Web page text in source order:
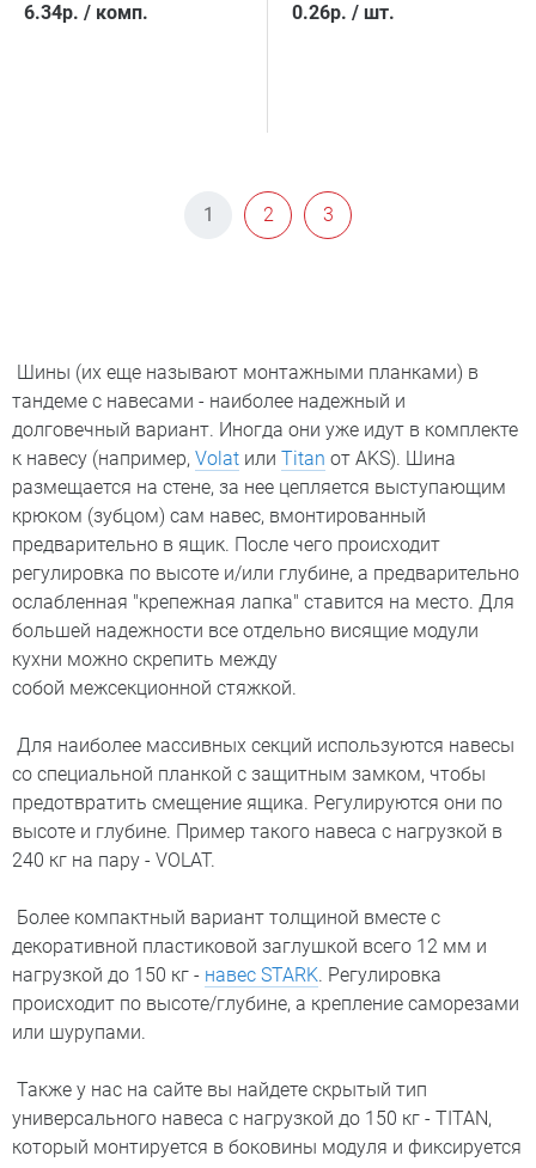
6.34р. / комп. 0.26р. / шт.
1 2 3
Шины (их еще называют монтажными планками) в
тандеме с навесами - наиболее надежный и
долговечный вариант. Иногда они уже идут в комплекте
к навесу (например, Volat или Titan от AKS). Шина
размещается на стене, за нее цепляется выступающим
крюком (зубцом) сам навес, вмонтированный
предварительно в ящик. После чего происходит
регулировка по высоте и/или глубине, а предварительно
ослабленная "крепежная лапка" ставится на место. Для
большей надежности все отдельно висящие модули
кухни можно скрепить между
собой межсекционной стяжкой.
Для наиболее массивных секций используются навесы
со специальной планкой с защитным замком, чтобы
предотвратить смещение ящика. Регулируются они по
высоте и глубине. Пример такого навеса с нагрузкой в
240 кг на пару - VOLAT.
Более компактный вариант толщиной вместе с
декоративной пластиковой заглушкой всего 12 мм и
нагрузкой до 150 кг - навес STARK. Регулировка
происходит по высоте/глубине, а крепление саморезами
или шурупами.
Также у нас на сайте вы найдете скрытый тип
универсального навеса с нагрузкой до 150 кг - TITAN,
который монтируется в боковины модуля и фиксируется